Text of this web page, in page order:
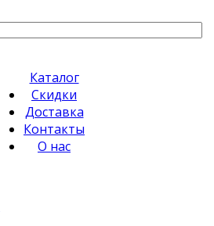
Каталог
Скидки
Доставка
Контакты
О нас